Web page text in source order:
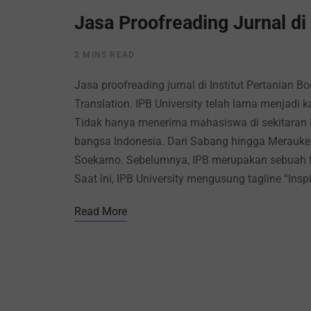
Jasa Proofreading Jurnal
2 MINS READ
Jasa proofreading jurnal di Institut Pertanian
Translation. IPB University telah lama menjadi
Tidak hanya menerima mahasiswa di sekitaran
bangsa Indonesia. Dari Sabang hingga
Soekarno. Sebelumnya, IPB merupakan
Saat ini, IPB University mengusung tagline
Read More